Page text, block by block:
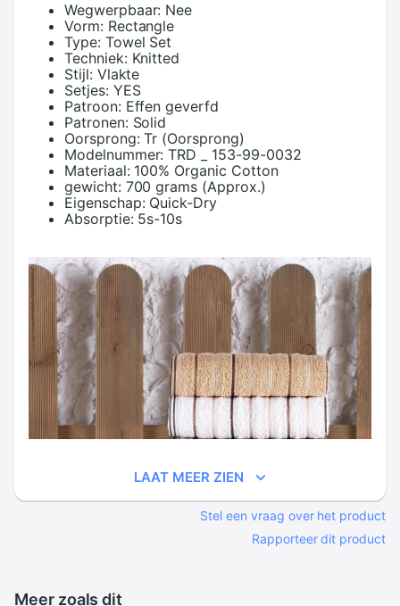
Wegwerpbaar: Nee
Vorm: Rectangle
Type: Towel Set
Techniek: Knitted
Stijl: Vlakte
Setjes: YES
Patroon: Effen geverfd
Patronen: Solid
Oorsprong: Tr (Oorsprong)
Modelnummer: TRD _ 153-99-0032
Materiaal: 100% Organic Cotton
gewicht: 700 grams (Approx.)
Eigenschap: Quick-Dry
Absorptie: 5s-10s
LAAT MEER ZIEN
Stel een vraag over het product
Rapporteer dit product
Meer zoals dit